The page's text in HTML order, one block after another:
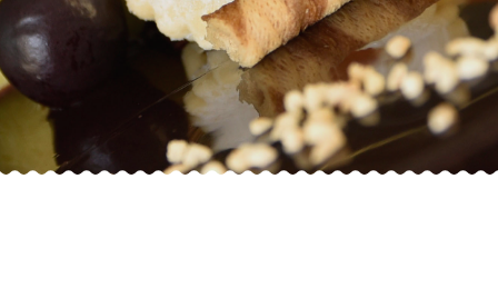
Home Portfolio items kék esküvői torta 02